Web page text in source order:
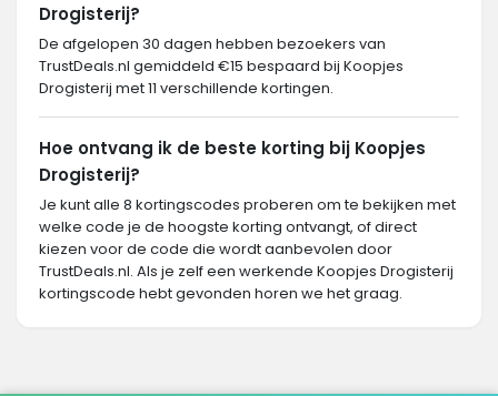
Drogisterij?
De afgelopen 30 dagen hebben bezoekers van
TrustDeals.nl gemiddeld €15 bespaard bij Koopjes
Drogisterij met 11 verschillende kortingen.
Hoe ontvang ik de beste korting bij Koopjes
Drogisterij?
Je kunt alle 8 kortingscodes proberen om te bekijken met
welke code je de hoogste korting ontvangt, of direct
kiezen voor de code die wordt aanbevolen door
TrustDeals.nl. Als je zelf een werkende Koopjes Drogisterij
kortingscode hebt gevonden horen we het graag.